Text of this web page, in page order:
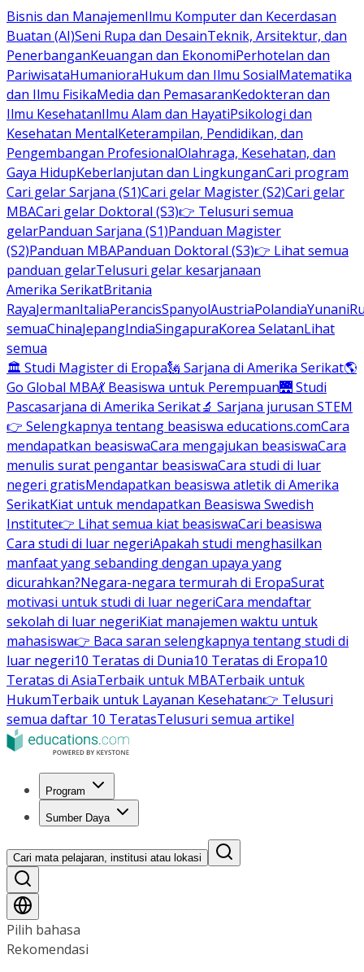
Bisnis dan ManajemenIlmu Komputer dan Kecerdasan
Buatan (AI)Seni Rupa dan DesainTeknik, Arsitektur, dan
PenerbanganKeuangan dan EkonomiPerhotelan dan
PariwisataHumanioraHukum dan Ilmu SosialMatematika
dan Ilmu FisikaMedia dan PemasaranKedokteran dan
Ilmu KesehatanIlmu Alam dan HayatiPsikologi dan
Kesehatan MentalKeterampilan, Pendidikan, dan
Pengembangan ProfesionalOlahraga, Kesehatan, dan
Gaya HidupKeberlanjutan dan LingkunganCari program
Cari gelar Sarjana (S1)Cari gelar Magister (S2)Cari gelar
MBACari gelar Doktoral (S3)👉 Telusuri semua
gelarPanduan Sarjana (S1)Panduan Magister
(S2)Panduan MBAPanduan Doktoral (S3)👉 Lihat semua
panduan gelarTelusuri gelar kesarjanaan
Amerika SerikatBritania
RayaJermanItaliaPerancisSpanyolAustriaPolandiaYunani
semuaChinaJepangIndiaSingapuraKorea SelatanLihat
semua
🏛 Studi Magister di Eropa🗽 Sarjana di Amerika Serikat🌎
Go Global MBA💃 Beasiswa untuk Perempuan🌉 Studi
Pascasarjana di Amerika Serikat🔬 Sarjana jurusan STEM
👉 Selengkapnya tentang beasiswa educations.comCara
mendapatkan beasiswaCara mengajukan beasiswaCara
menulis surat pengantar beasiswaCara studi di luar
negeri gratisMendapatkan beasiswa atletik di Amerika
SerikatKiat untuk mendapatkan Beasiswa Swedish
Institute👉 Lihat semua kiat beasiswaCari beasiswa
Cara studi di luar negeriApakah studi menghasilkan
manfaat yang sebanding dengan upaya yang
dicurahkan?Negara-negara termurah di EropaSurat
motivasi untuk studi di luar negeriCara mendaftar
sekolah di luar negeriKiat manajemen waktu untuk
mahasiswa👉 Baca saran selengkapnya tentang studi di
luar negeri10 Teratas di Dunia10 Teratas di Eropa10
Teratas di AsiaTerbaik untuk MBATerbaik untuk
HukumTerbaik untuk Layanan Kesehatan👉 Telusuri
semua daftar 10 TeratasTelusuri semua artikel
Program
Sumber Daya
Cari mata pelajaran, institusi atau lokasi
Pilih bahasa
Rekomendasi